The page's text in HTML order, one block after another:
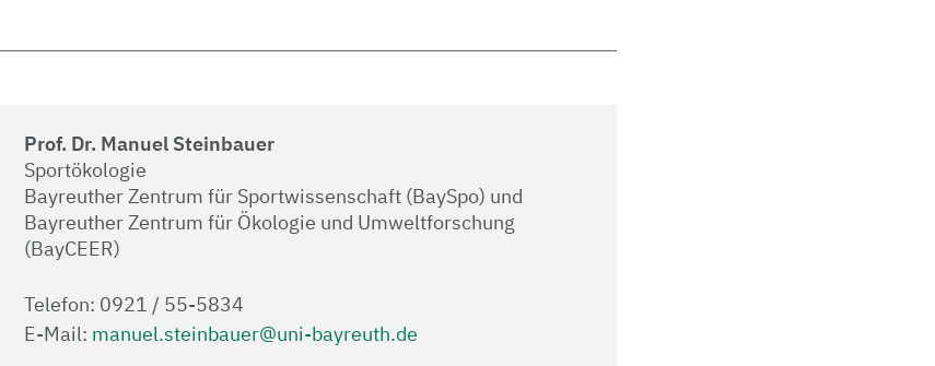
Prof. Dr. Manuel Steinbauer
Sportökologie
Bayreuther Zentrum für Sportwissenschaft (BaySpo) und
Bayreuther Zentrum für Ökologie und Umweltforschung
(BayCEER)
Telefon: 0921 / 55-5834
E-Mail: manuel.steinbauer@uni-bayreuth.de